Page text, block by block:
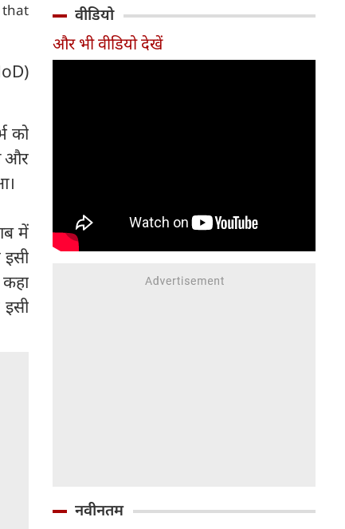
that
को
और
में
खरीदते समय किन बातों पर ध्यान
देना चाहिए।
वीडियो
और भी वीडियो देखें
नवीनतम